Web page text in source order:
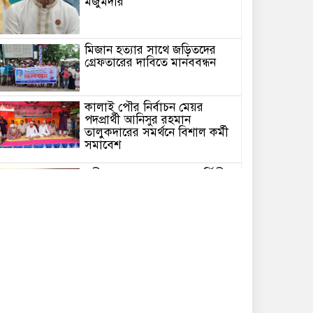
মিজান হত্যার সাথে জড়িতদের
গ্রেফতারের দাবিতে মানববন্ধন
কালাই পৌর নির্বাচন মেয়র
পদপ্রার্থী আনিসুর রহমান
তালুকদারের সমর্থনে বিশাল কর্মী
সমাবেশ
রবীন্দ্রনাথের ৮৫তম মৃত্যুবার্ষিকীতে